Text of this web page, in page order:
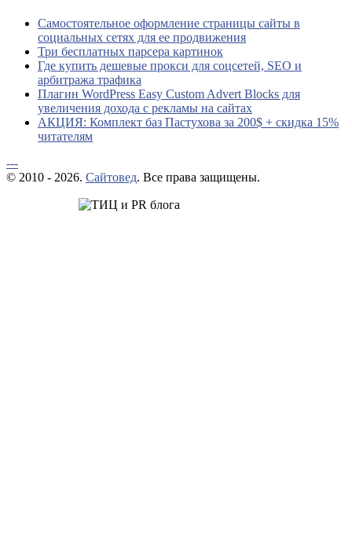
Самостоятельное оформление страницы сайты в
социальных сетях для ее продвижения
Три бесплатных парсера картинок
Где купить дешевые прокси для соцсетей, SEO и
арбитража трафика
Плагин WordPress Easy Custom Advert Blocks для
увеличения дохода с рекламы на сайтах
АКЦИЯ: Комплект баз Пастухова за 200$ + скидка 15%
читателям
---
© 2010 - 2026. Сайтовед. Все права защищены.